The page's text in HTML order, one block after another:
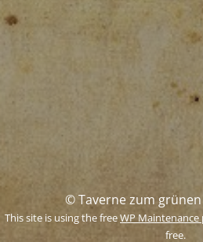
© Taverne zum
This site is using the freeWP Maintenance
free.